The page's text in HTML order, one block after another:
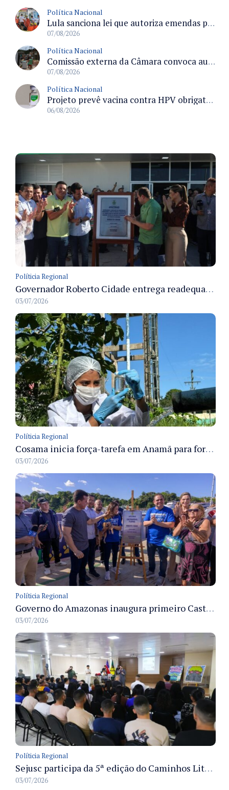
Política Nacional
Lula sanciona lei que autoriza emendas parlamentares para atendimento pré-hospitalar pelos bombeiros
07/08/2026
Política Nacional
Comissão externa da Câmara convoca audiência pública sobre chuvas na Zona da Mata de Minas Gerais e impactos em Juiz de Fora
07/08/2026
Política Nacional
Projeto prevê vacina contra HPV obrigatória e testes moleculares para rastreamento do câncer do colo do útero
06/08/2026
Políticia Regional
Governador Roberto Cidade entrega readequação do ambulatório da FCecon e amplia capacidade de atendimento oncológico em Manaus
03/07/2026
Políticia Regional
Cosama inicia força-tarefa em Anamã para fortalecer abastecimento de água e segurança hídrica da população
03/07/2026
Políticia Regional
Governo do Amazonas inaugura primeiro Castramóvel Fluvial para atendimento veterinário às comunidades ribeirinhas e castração gratuita
03/07/2026
Políticia Regional
Sejusc participa da 5ª edição do Caminhos Literários com foco na cultura hip-hop nas unidades socioeducativas
03/07/2026